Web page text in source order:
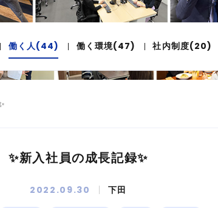
働く人(44) 働く環境(47) 社内制度(20)
✨新入社員の成長記録✨
2022.09.30 下田